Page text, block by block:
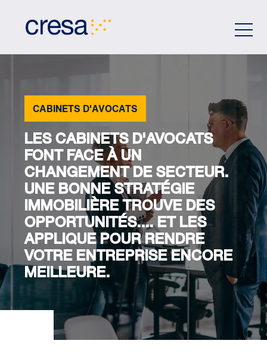
CABINETS D'AVOCATS
LES CABINETS D'AVOCATS
FONT FACE À UN
CHANGEMENT DE SECTEUR.
UNE BONNE STRATÉGIE
IMMOBILIÈRE TROUVE DES
OPPORTUNITÉS.... ET LES
APPLIQUE POUR RENDRE
VOTRE ENTREPRISE ENCORE
MEILLEURE.